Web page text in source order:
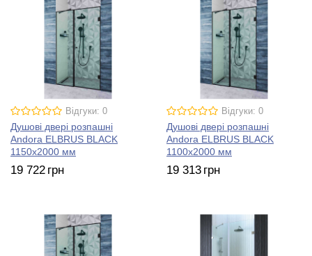
Відгуки: 0
Душові двері розпашні
Andora ELBRUS BLACK
1150х2000 мм
19 722 грн
Відгуки: 0
Душові двері розпашні
Andora ELBRUS BLACK
1100х2000 мм
19 313 грн